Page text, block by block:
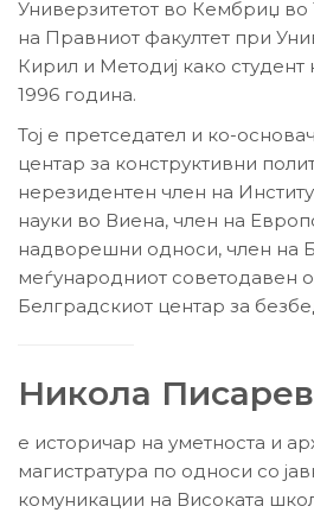
Универзитетот во Кембриџ во
на Правниот факултет при
Кирил и Методиј како студент
1996 година.
Тој е претседател и ко-
центар за конструктивни
нерезидентен член на
науки во Виена, член на
надворешни односи, член на
меѓународниот советодавен
Белградскиот центар за
Никола Писарев
е историчар на уметноста и
магистратура по односи со
комуникации на Високата